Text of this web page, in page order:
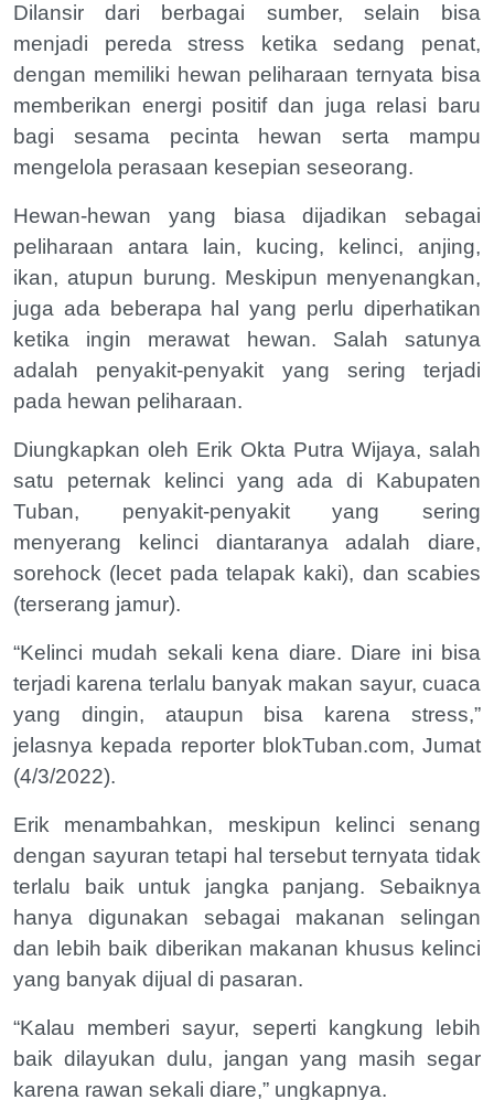
Dilansir dari berbagai sumber, selain bisa
menjadi pereda stress ketika sedang penat,
dengan memiliki hewan peliharaan ternyata bisa
memberikan energi positif dan juga relasi baru
bagi sesama pecinta hewan serta mampu
mengelola perasaan kesepian seseorang.
Hewan-hewan yang biasa dijadikan sebagai
peliharaan antara lain, kucing, kelinci, anjing,
ikan, atupun burung. Meskipun menyenangkan,
juga ada beberapa hal yang perlu diperhatikan
ketika ingin merawat hewan. Salah satunya
adalah penyakit-penyakit yang sering terjadi
pada hewan peliharaan.
Diungkapkan oleh Erik Okta Putra Wijaya, salah
satu peternak kelinci yang ada di Kabupaten
Tuban, penyakit-penyakit yang sering
menyerang kelinci diantaranya adalah diare,
sorehock (lecet pada telapak kaki), dan scabies
(terserang jamur).
“Kelinci mudah sekali kena diare. Diare ini bisa
terjadi karena terlalu banyak makan sayur, cuaca
yang dingin, ataupun bisa karena stress,”
jelasnya kepada reporter blokTuban.com, Jumat
(4/3/2022).
Erik menambahkan, meskipun kelinci senang
dengan sayuran tetapi hal tersebut ternyata tidak
terlalu baik untuk jangka panjang. Sebaiknya
hanya digunakan sebagai makanan selingan
dan lebih baik diberikan makanan khusus kelinci
yang banyak dijual di pasaran.
“Kalau memberi sayur, seperti kangkung lebih
baik dilayukan dulu, jangan yang masih segar
karena rawan sekali diare,” ungkapnya.